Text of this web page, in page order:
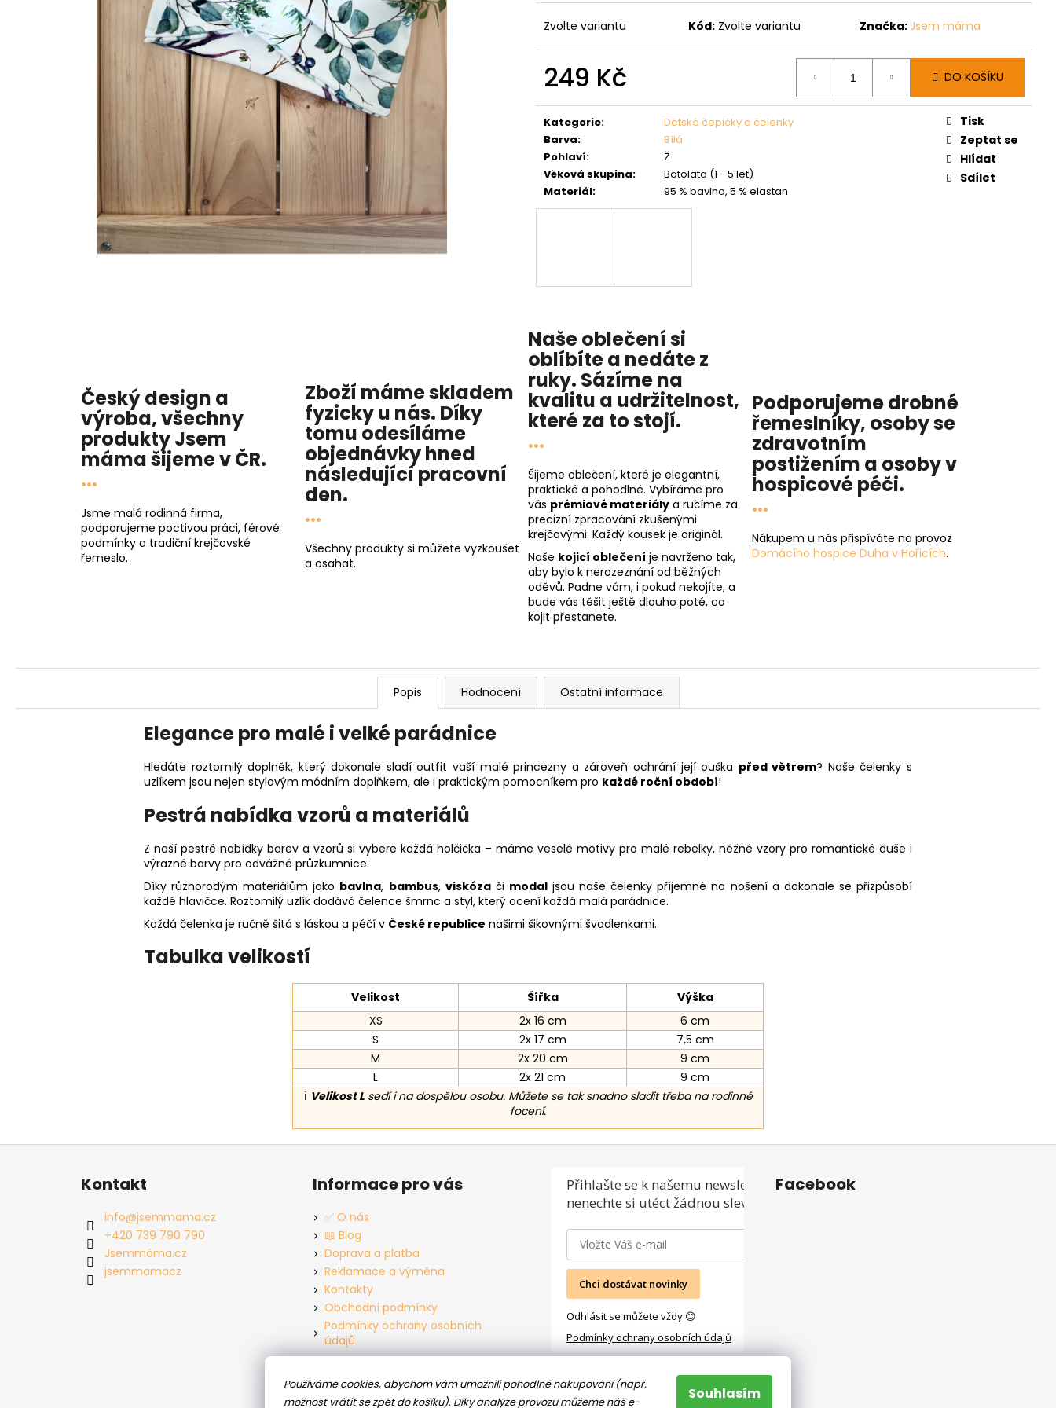
Používáme cookies, abychom vám umožnili pohodlné nakupování (např.
možnost vrátit se zpět do košíku). Díky analýze provozu můžeme náš e-
Souhlasím
Zvolte variantu Kód: Zvolte variantu Značka: Jsem máma
249 Kč
cena:
DO KOŠÍKU
Kategorie:
Dětské čepičky a čelenky
Barva:
Bílá
Pohlaví:
Ž
Věková skupina:
Batolata (1 - 5 let)
Materiál: 95 % bavlna, 5 % elastan
Tisk
Zeptat se
Hlídat
Sdílet
Český design a
výroba, všechny
produktyJsem
mámašijeme v ČR.
...
Jsme malá rodinná firma,
podporujeme poctivou práci, férové
podmínky a tradiční krejčovské
řemeslo.
Zboží máme skladem
fyzicky u nás. Díky
tomu odesíláme
objednávky hned
následující pracovní
den.
...
Všechny produkty si můžete vyzkoušet
a osahat.
Naše oblečení si
oblíbíte a nedáte z
ruky. Sázíme na
kvalitu a udržitelnost,
které za to stojí.
...
Šijeme oblečení, které je elegantní,
praktické a pohodlné. Vybíráme pro
vás prémiové materiály a ručíme za
precizní zpracování zkušenými
krejčovými. Každý kousek je originál.
Naše kojicí oblečení je navrženo tak,
aby bylo k nerozeznání od běžných
oděvů. Padne vám, i pokud nekojíte, a
bude vás těšit ještě dlouho poté, co
kojit přestanete.
Podporujeme drobné
řemeslníky, osoby se
zdravotním
postižením a osoby v
hospicové péči.
...
Nákupem u nás přispíváte na provoz
Domácího hospice Duha v Hořicích.
Popis Hodnocení Ostatní informace
Elegance pro malé i velké parádnice
Hledáte roztomilý doplněk, který dokonale sladí outfit vaší malé princezny a zároveň ochrání její ouška před větrem? Naše čelenky s
uzlíkem jsou nejen stylovým módním doplňkem, ale i praktickým pomocníkem pro každé roční období!
Pestrá nabídka vzorů a materiálů
Z naší pestré nabídky barev a vzorů si vybere každá holčička – máme veselé motivy pro malé rebelky, něžné vzory pro romantické duše i
výrazné barvy pro odvážné průzkumnice.
Díky různorodým materiálům jako bavlna, bambus, viskózači modaljsou naše čelenky příjemné na nošení a dokonale se přizpůsobí
každé hlavičce. Roztomilý uzlík dodává čelence šmrnc a styl, který ocení každá malá parádnice.
Každá čelenka je ručně šitá s láskou a péčí v České republice našimi šikovnými švadlenkami.
Tabulka velikostí
Velikost Šířka
Výška
XS
2x 16 cm
6 cm
S
2x 17 cm
7,5 cm
M
2x 20 cm
9 cm
L
2x 21 cm
9 cm
ℹ️ Velikost Lsedí i na dospělou osobu. Můžete se tak snadno sladit třeba na rodinné
focení.
Kontakt
info@jsemmama.cz
+420 739 790 790
Jsemmáma.cz
jsemmamacz
Informace pro vás
✅ O nás
📖 Blog
Doprava a platba
Reklamace a výměna
Kontakty
Obchodní podmínky
Podmínky ochrany osobních
údajů
Přihlašte se k našemu newsletteru a
nenechte si utéct žádnou slevu ani akci!
Chci dostávat novinky
Odhlásit se můžete vždy 😊
Podmínky ochrany osobních údajů
Facebook